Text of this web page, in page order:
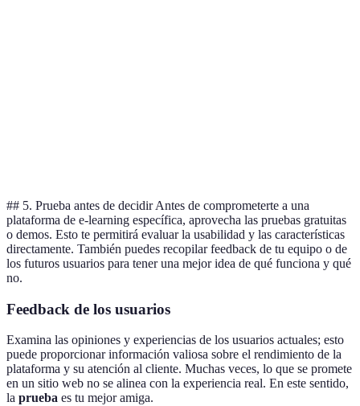
## 5. Prueba antes de decidir Antes de comprometerte a una
plataforma de e-learning específica, aprovecha las pruebas gratuitas
o demos. Esto te permitirá evaluar la usabilidad y las características
directamente. También puedes recopilar feedback de tu equipo o de
los futuros usuarios para tener una mejor idea de qué funciona y qué
no.
Feedback de los usuarios
Examina las opiniones y experiencias de los usuarios actuales; esto
puede proporcionar información valiosa sobre el rendimiento de la
plataforma y su atención al cliente. Muchas veces, lo que se promete
en un sitio web no se alinea con la experiencia real. En este sentido,
la prueba es tu mejor amiga.